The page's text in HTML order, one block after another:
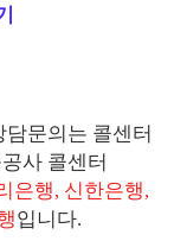
문의는 콜센터
사 콜센터
은행, 신한은행,
입니다.